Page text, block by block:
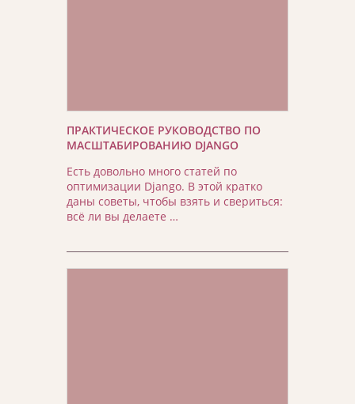
ПРАКТИЧЕСКОЕ РУКОВОДСТВО ПО
МАСШТАБИРОВАНИЮ DJANGO
Есть довольно много статей по
оптимизации Django. В этой кратко
даны советы, чтобы взять и свериться:
всё ли вы делаете …